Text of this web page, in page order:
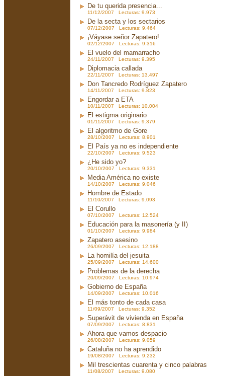
De tu querida presencia...
11/12/2007 Lecturas: 9.973
De la secta y los sectarios
07/12/2007 Lecturas: 9.464
¡Váyase señor Zapatero!
02/12/2007 Lecturas: 9.316
El vuelo del mamarracho
24/11/2007 Lecturas: 9.395
Diplomacia callada
22/11/2007 Lecturas: 13.497
Don Tancredo Rodríguez Zapatero
14/11/2007 Lecturas: 9.823
Engordar a ETA
10/11/2007 Lecturas: 10.004
El estigma originario
01/11/2007 Lecturas: 9.379
El algoritmo de Gore
28/10/2007 Lecturas: 8.901
El País ya no es independiente
22/10/2007 Lecturas: 9.523
¿He sido yo?
20/10/2007 Lecturas: 9.331
Media América no existe
14/10/2007 Lecturas: 9.046
Hombre de Estado
11/10/2007 Lecturas: 9.093
El Corullo
07/10/2007 Lecturas: 12.524
Educación para la masonería (y II)
01/10/2007 Lecturas: 9.984
Zapatero asesino
26/09/2007 Lecturas: 12.188
La homilía del jesuita
25/09/2007 Lecturas: 14.600
Problemas de la derecha
20/09/2007 Lecturas: 10.974
Gobierno de España
14/09/2007 Lecturas: 10.016
El más tonto de cada casa
11/09/2007 Lecturas: 9.352
Superávit de vivienda en España
07/09/2007 Lecturas: 8.831
Ahora que vamos despacio
26/08/2007 Lecturas: 9.059
Cataluña no ha aprendido
19/08/2007 Lecturas: 9.232
Mil trescientas cuarenta y cinco palabras
11/08/2007 Lecturas: 9.080